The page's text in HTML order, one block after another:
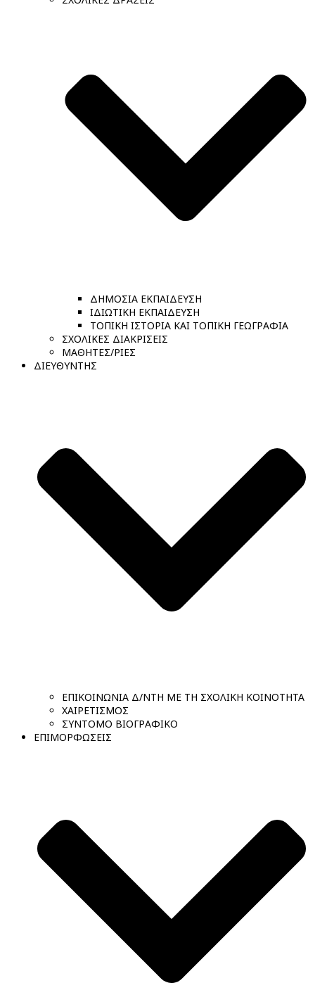
ΔΗΜΟΣΙΑ ΕΚΠΑΙΔΕΥΣΗ
ΙΔΙΩΤΙΚΗ ΕΚΠΑΙΔΕΥΣΗ
ΤΟΠΙΚΗ ΙΣΤΟΡΙΑ ΚΑΙ ΤΟΠΙΚΗ ΓΕΩΓΡΑΦΙΑ
ΣΧΟΛΙΚΕΣ ΔΙΑΚΡΙΣΕΙΣ
ΜΑΘΗΤΕΣ/ΡΙΕΣ
ΔΙΕΥΘΥΝΤΗΣ
ΕΠΙΚΟΙΝΩΝΙΑ Δ/ΝΤΗ ΜΕ ΤΗ ΣΧΟΛΙΚΗ ΚΟΙΝΟΤΗΤΑ
ΧΑΙΡΕΤΙΣΜΟΣ
ΣΥΝΤΟΜΟ ΒΙΟΓΡΑΦΙΚΟ
ΕΠΙΜΟΡΦΩΣΕΙΣ